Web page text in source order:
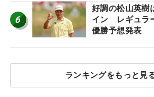
6
好調の松山英樹
イン レギュラ
優勝予想発表
ランキングをもっと見